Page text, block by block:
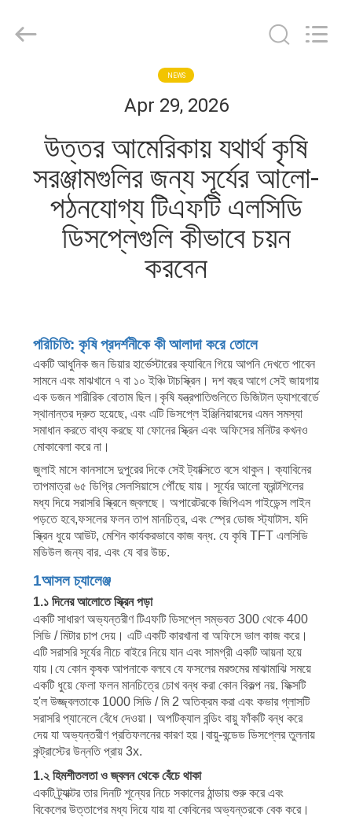
আমাদের
সম্পর্কে
নিয়ন্ত্রণ
আমাদের
সাথে
যোগাযোগ
করুন
উদ্ধৃতির
জন্য
আবেদন
সাইট
ম্যাপ
PRIVACY
POLICY
Optoelectronic
NEWS
Apr 29, 2026
উত্তর আমেরিকায় যথার্থ কৃষি
সরঞ্জামগুলির জন্য সূর্যের আলো-
পঠনযোগ্য টিএফটি এলসিডি
ডিসপ্লেগুলি কীভাবে চয়ন
করবেন
পরিচিতি: কৃষি প্রদর্শনীকে কী আলাদা করে তোলে
একটি আধুনিক জন ডিয়ার হার্ভেস্টারের ক্যাবিনে গিয়ে আপনি দেখতে পাবেন
সামনে এবং মাঝখানে ৭ বা ১০ ইঞ্চি টাচস্ক্রিন। দশ বছর আগে সেই জায়গায়
এক ডজন শারীরিক বোতাম ছিল।কৃষি যন্ত্রপাতিগুলিতে ডিজিটাল ড্যাশবোর্ডে
স্থানান্তর দ্রুত হয়েছে, এবং এটি ডিসপ্লে ইঞ্জিনিয়ারদের এমন সমস্যা
সমাধান করতে বাধ্য করছে যা ফোনের স্ক্রিন এবং অফিসের মনিটর কখনও
মোকাবেলা করে না।
জুলাই মাসে কানসাসে দুপুরের দিকে সেই ট্যাক্সিতে বসে থাকুন। ক্যাবিনের
তাপমাত্রা ৬৫ ডিগ্রি সেলসিয়াসে পৌঁছে যায়। সূর্যের আলো ফ্রন্টশিলের
মধ্য দিয়ে সরাসরি স্ক্রিনে জ্বলছে। অপারেটরকে জিপিএস গাইডেন্স লাইন
পড়তে হবে,ফসলের ফলন তাপ মানচিত্র, এবং স্প্রে ডোজ স্ট্যাটাস. যদি
স্ক্রিন ধুয়ে আউট, মেশিন কার্যকরভাবে কাজ বন্ধ. যে কৃষি TFT এলসিডি
মডিউল জন্য বার. এবং যে বার উচ্চ.
1আসল চ্যালেঞ্জ
1.১ দিনের আলোতে স্ক্রিন পড়া
একটি সাধারণ অভ্যন্তরীণ টিএফটি ডিসপ্লে সম্ভবত 300 থেকে 400
সিডি / মিটার চাপ দেয়। এটি একটি কারখানা বা অফিসে ভাল কাজ করে।
এটি সরাসরি সূর্যের নীচে বাইরে নিয়ে যান এবং সামগ্রী একটি আয়না হয়ে
যায়।যে কোন কৃষক আপনাকে বলবে যে ফসলের মরশুমের মাঝামাঝি সময়ে
একটি ধুয়ে ফেলা ফলন মানচিত্রে চোখ বন্ধ করা কোন বিকল্প নয়. ফিক্সটি
হ'ল উজ্জ্বলতাকে 1000 সিডি / মি 2 অতিক্রম করা এবং কভার গ্লাসটি
সরাসরি প্যানেলে বেঁধে দেওয়া। অপটিক্যাল বন্ডিং বায়ু ফাঁকটি বন্ধ করে
দেয় যা অভ্যন্তরীণ প্রতিফলনের কারণ হয়।বায়ু-বন্ডেড ডিসপ্লের তুলনায়
কন্ট্রাস্টের উন্নতি প্রায় 3x.
1.২ হিমশীতলতা ও জ্বলন থেকে বেঁচে থাকা
একটি ট্র্যাক্টর তার দিনটি শূন্যের নিচে সকালের ঠান্ডায় শুরু করে এবং
বিকেলের উত্তাপের মধ্য দিয়ে যায় যা কেবিনের অভ্যন্তরকে বেক করে।